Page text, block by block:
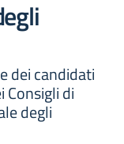
dei candidati
Consigli di
degli